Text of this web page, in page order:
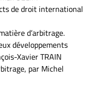
de droit international
d’arbitrage.
développements
Xavier TRAIN
par Michel